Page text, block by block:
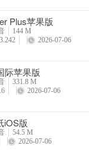
Plus苹果版
144 M
2026-07-06
际苹果版
331.8 M
2026-07-06
iOS版
54.5 M
2026-07-06